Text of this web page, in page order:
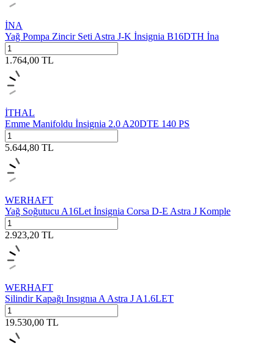
İNA
Yağ Pompa Zincir Seti Astra J-K İnsignia B16DTH İna
1.764,00 TL
İTHAL
Emme Manifoldu İnsignia 2.0 A20DTE 140 PS
5.644,80 TL
WERHAFT
Yağ Soğutucu A16Let İnsignia Corsa D-E Astra J Komple
2.923,20 TL
WERHAFT
Silindir Kapağı Insıgnıa A Astra J A1.6LET
19.530,00 TL